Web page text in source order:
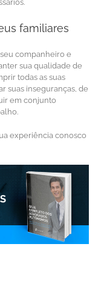
familiares
companheiro e
sua qualidade de
todas as suas
suas inseguranças, de
em conjunto
experiência conosco